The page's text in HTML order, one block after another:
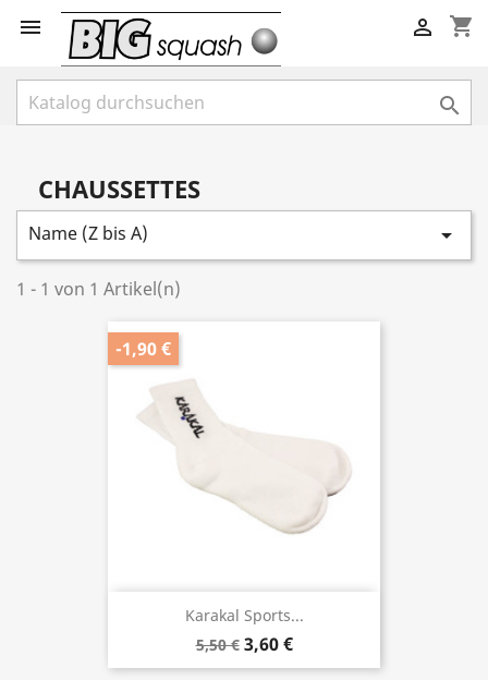
 shopping_cart


CHAUSSETTES
Name (Z bis A) 
1 - 1 von 1 Artikel(n)
Karakal Sports...
5,50 € 3,60 €
-1,90 €